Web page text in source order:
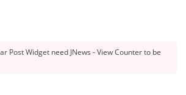
Post Widget need JNews - View Counter to be